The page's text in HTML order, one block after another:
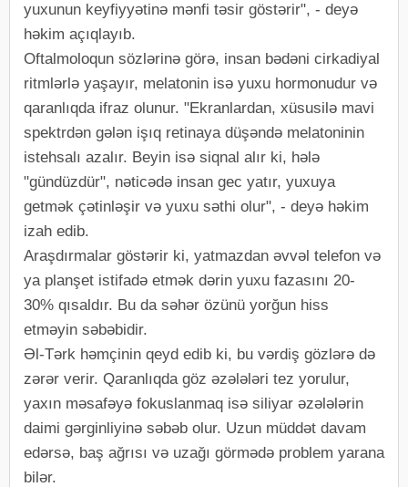
yuxunun keyfiyyətinə mənfi təsir göstərir", - deyə
həkim açıqlayıb.
Oftalmoloqun sözlərinə görə, insan bədəni cirkadiyal
ritmlərlə yaşayır, melatonin isə yuxu hormonudur və
qaranlıqda ifraz olunur. "Ekranlardan, xüsusilə mavi
spektrdən gələn işıq retinaya düşəndə melatoninin
istehsalı azalır. Beyin isə siqnal alır ki, hələ
"gündüzdür", nəticədə insan gec yatır, yuxuya
getmək çətinləşir və yuxu səthi olur", - deyə həkim
izah edib.
Araşdırmalar göstərir ki, yatmazdan əvvəl telefon və
ya planşet istifadə etmək dərin yuxu fazasını 20-
30% qısaldır. Bu da səhər özünü yorğun hiss
etməyin səbəbidir.
Əl-Tərk həmçinin qeyd edib ki, bu vərdiş gözlərə də
zərər verir. Qaranlıqda göz əzələləri tez yorulur,
yaxın məsafəyə fokuslanmaq isə siliyar əzələlərin
daimi gərginliyinə səbəb olur. Uzun müddət davam
edərsə, baş ağrısı və uzağı görmədə problem yarana
bilər.